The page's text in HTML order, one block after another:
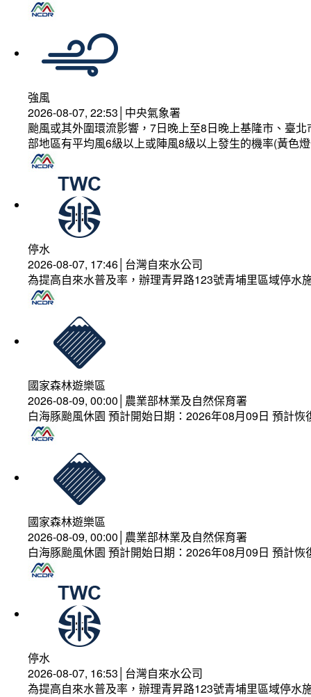
強風
2026-08-07, 22:53│中央氣象署
颱風或其外圍環流影響，7日晚上至8日晚上基隆市、臺
部地區有平均風6級以上或陣風8級以上發生的機率(黃色
停水
2026-08-07, 17:46│台灣自來水公司
為提高自來水普及率，辦理青昇路123號青埔里區域停水
國家森林遊樂區
2026-08-09, 00:00│農業部林業及自然保育署
白海豚颱風休園 預計開始日期：2026年08月09日 預計
國家森林遊樂區
2026-08-09, 00:00│農業部林業及自然保育署
白海豚颱風休園 預計開始日期：2026年08月09日 預計
停水
2026-08-07, 16:53│台灣自來水公司
為提高自來水普及率，辦理青昇路123號青埔里區域停水